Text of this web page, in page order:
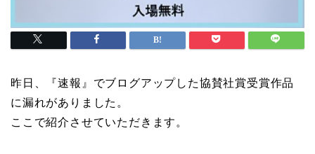
昨日、『速報』でブログアップした協賛社賞受賞作品
に漏れがありました。
ここで紹介させていただきます。